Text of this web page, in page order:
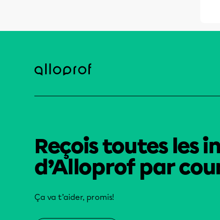
Reçois toutes les
d’Alloprof par
Ça va t’aider, promis!